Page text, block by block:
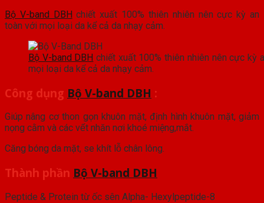
Bộ V-band DBHchiết xuất 100% thiên nhiên nên cực kỳ an
toàn với mọi loại da kể cả da nhạy cảm.
Bộ V-band DBH chiết xuất 100% thiên nhiên nên cực kỳ
mọi loại da kể cả da nhạy cảm.
Công dụng Bộ V-band DBH :
Giúp nâng cơ thon gọn khuôn mặt, định hình khuôn mặt, giảm
nọng cằm và các vết nhăn nơi khoé miệng,mắt.
Căng bóng da mặt, se khít lỗ chân lông.
Thành phần Bộ V-band DBH
Peptide & Protein từ ốc sên Alpha- Hexylpeptide-8